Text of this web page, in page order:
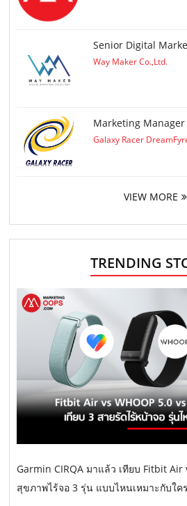
Senior Digital
Way Maker Co.,Ltd.
Marketing Manager
Galaxy Racer
VIEW MORE
TRENDING
Garmin CIRQA มาแล้ว เทียบ Fitbit Air
สุขภาพไร้จอ 3 รุ่น แบบไหนเหมาะกับใค